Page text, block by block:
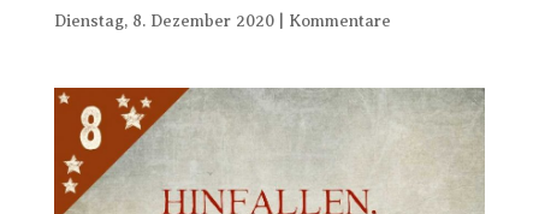
Dienstag, 8. Dezember 2020| Kommentare